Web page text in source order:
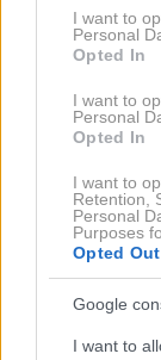
consent section.
I want to
Personal
Opted In
I want to
Personal
Opted In
I want to
Retention,
Personal
Purposes
Opted Out
Google
I want to
Pomembneje
vrste
Svetleje
in manj
prijetnejšo
praženo
Tako dobite
občutka za